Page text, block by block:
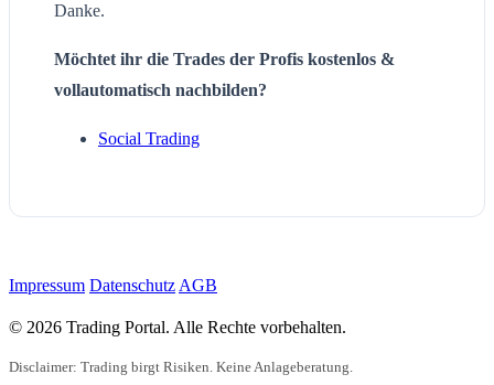
Danke.
Möchtet ihr die Trades der Profis kostenlos &
vollautomatisch nachbilden?
Social Trading
Impressum Datenschutz AGB
© 2026 Trading Portal. Alle Rechte vorbehalten.
Disclaimer: Trading birgt Risiken. Keine Anlageberatung.